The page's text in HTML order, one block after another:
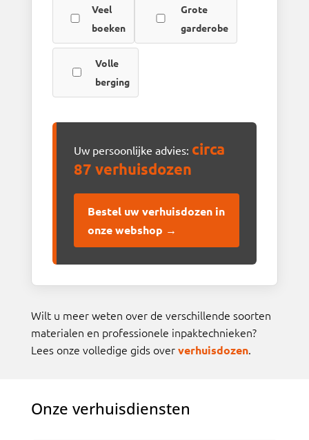
Veel
boeken
Grote
garderobe
Volle
berging
Uw persoonlijke advies: circa
87 verhuisdozen
Bestel uw verhuisdozen in
onze webshop →
Wilt u meer weten over de verschillende soorten
materialen en professionele inpaktechnieken?
Lees onze volledige gids oververhuisdozen.
Onze verhuisdiensten